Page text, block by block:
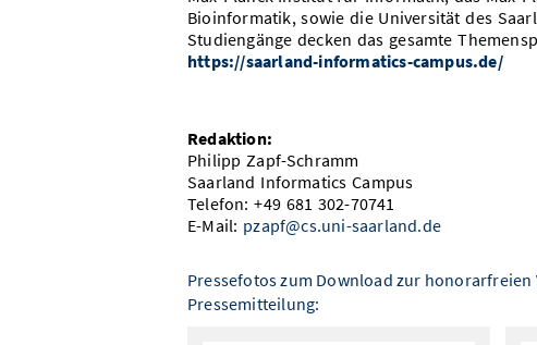
Bioinformatik, sowie die Universität des
Studiengänge decken das gesamte
https://saarland-informatics-campus.de/
Redaktion:
Philipp Zapf-Schramm
Saarland Informatics Campus
Telefon: +49 681 302-70741
E-Mail: pzapf@cs.uni-saarland.de
Pressefotos zum Download zur
Pressemitteilung: